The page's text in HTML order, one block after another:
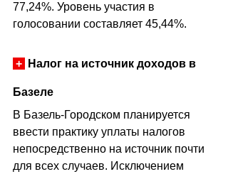
77,24%. Уровень участия в
голосовании составляет 45,44%.
+ Налог на источник доходов в
Базеле
В Базель-Городском планируется
ввести практику уплаты налогов
непосредственно на источник почти
для всех случаев. Исключением